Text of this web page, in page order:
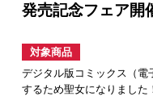
発売記念フェア開
対象商品
デジタル版コミックス（電
するため聖女になりまし